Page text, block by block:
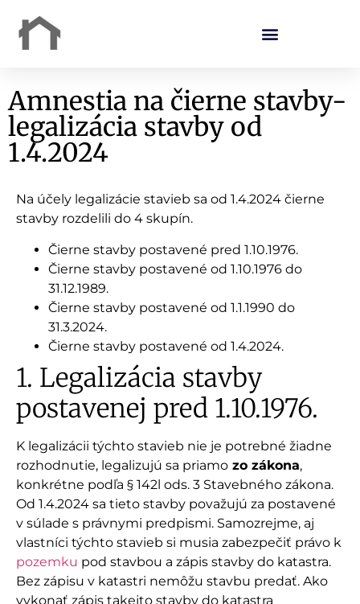
Amnestia na čierne stavby-
legalizácia stavby od
1.4.2024
Na účely legalizácie stavieb sa od 1.4.2024 čierne
stavby rozdelili do 4 skupín.
Čierne stavby postavené pred 1.10.1976.
Čierne stavby postavené od 1.10.1976 do
31.12.1989.
Čierne stavby postavené od 1.1.1990 do
31.3.2024.
Čierne stavby postavené od 1.4.2024.
1. Legalizácia stavby
postavenej pred 1.10.1976.
K legalizácii týchto stavieb nie je potrebné žiadne
rozhodnutie, legalizujú sa priamo zo zákona,
konkrétne podľa § 142l ods. 3 Stavebného zákona.
Od 1.4.2024 sa tieto stavby považujú za postavené
v súlade s právnymi predpismi. Samozrejme, aj
vlastníci týchto stavieb si musia zabezpečiť právo k
pozemku pod stavbou a zápis stavby do katastra.
Bez zápisu v katastri nemôžu stavbu predať. Ako
vykonať zápis takejto stavby do katastra